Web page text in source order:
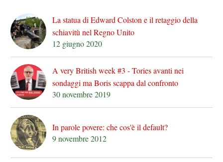
La statua di Edward Colston e il retaggio della
schiavitù nel Regno Unito
12 giugno 2020
A very British week #3 - Tories avanti nei
sondaggi ma Boris scappa dal confronto
30 novembre 2019
In parole povere: che cos'è il default?
9 novembre 2012